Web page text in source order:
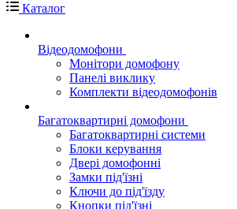
Каталог
Відеодомофони
Монітори домофону
Панелі виклику
Комплекти відеодомофонів
Багатоквартирні домофони
Багатоквартирні системи
Блоки керування
Двері домофонні
Замки під'їзні
Ключи до під'їзду
Кнопки під'їзні